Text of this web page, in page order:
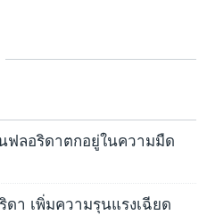
ฟลอริดาตกอยู่ในความมืด
ดา เพิ่มความรุนแรงเฉียด